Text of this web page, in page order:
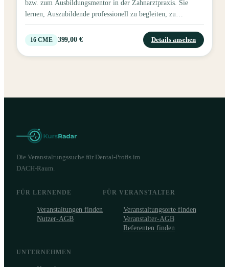
bzw. zum Ausbildungsmentor in der Zahnarztpraxis. Sie
lernen, Auszubildende professionell zu begleiten, zu
motivieren und Wissen typgerecht zu vermitteln – für eine
erfolgreiche Ausbildung und starke Praxisteams.
16 CME 399,00 € Details ansehen
Die Veranstaltungssuche für Dental-Profis im
DACH-Raum.
FÜR LERNENDE
Veranstaltungen finden
Nutzer-AGB
FÜR VERANSTALTER
Veranstaltungsorte finden
Veranstalter-AGB
Referenten finden
UNTERNEHMEN